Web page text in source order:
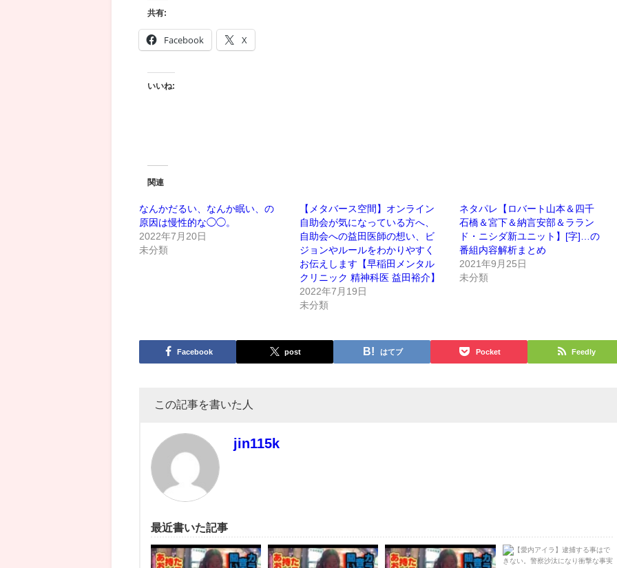
共有:
Facebook X
いいね:
関連
なんかだるい、なんか眠い、の
原因は慢性的な◯◯。
2022年7月20日
未分類
【メタバース空間】オンライン
自助会が気になっている方へ、
自助会への益田医師の想い、ビ
ジョンやルールをわかりやすく
お伝えします【早稲田メンタル
クリニック 精神科医 益田裕介】
2022年7月19日
未分類
ネタパレ【ロバート山本＆四千
石橋＆宮下＆納言安部＆ララン
ド・ニシダ新ユニット】[字]…の
番組内容解析まとめ
2021年9月25日
未分類
Facebook post はてブ Pocket Feedly
この記事を書いた人
jin115k
最近書いた記事